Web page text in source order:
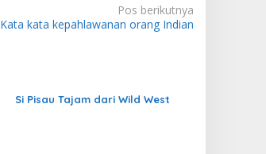
Pos berikutnya
Kata kata kepahlawanan orang Indian
Si Pisau Tajam dari Wild West